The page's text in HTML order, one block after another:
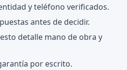
y teléfono verificados.
antes de decidir.
detalle mano de obra y
por escrito.